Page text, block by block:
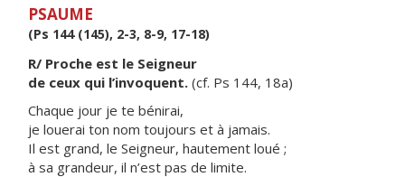
PSAUME
(Ps 144 (145), 2-3, 8-9, 17-18)
R/ Proche est le Seigneur
de ceux qui l’invoquent. (cf. Ps 144, 18a)
Chaque jour je te bénirai,
je louerai ton nom toujours et à jamais.
Il est grand, le Seigneur, hautement loué ;
à sa grandeur, il n’est pas de limite.